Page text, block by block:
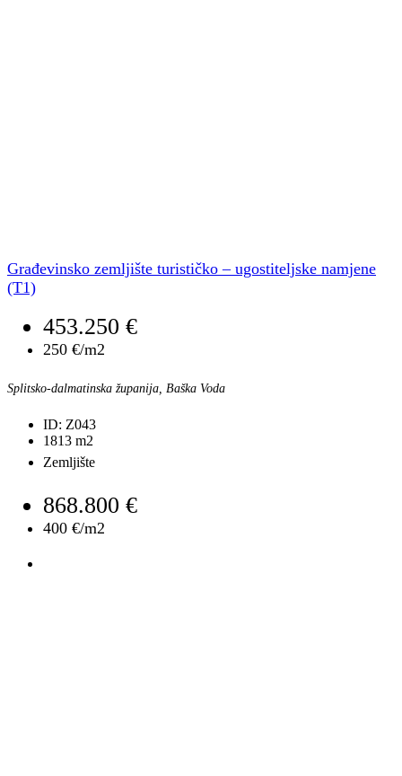
Građevinsko zemljište turističko – ugostiteljske namjene
(T1)
453.250 €
250 €/m2
Splitsko-dalmatinska županija, Baška Voda
ID: Z043
1813 m2
Zemljište
868.800 €
400 €/m2